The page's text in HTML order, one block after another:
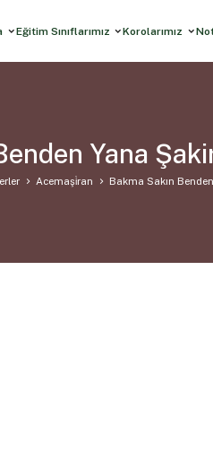
Eğitim Sınıflarımız Korolarımız
Yana
Acemaşi̇ran Bakma Sakın